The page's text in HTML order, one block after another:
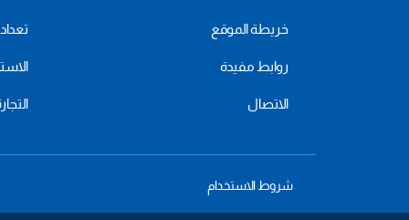
خريطة الموقع
روابط مفيدة
الاتصال
تعداد 2024
شروط الاستخدام